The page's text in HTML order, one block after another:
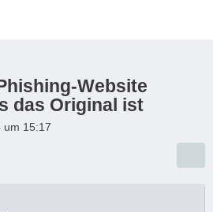
Website
das Original ist
um 15:17